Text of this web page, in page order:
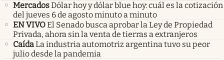
MercadosDólar hoy y dólar blue hoy: cuál es la cotización
del jueves 6 de agosto minuto a minuto
EN VIVOEl Senado busca aprobar la Ley de Propiedad
Privada, ahora sin la venta de tierras a extranjeros
CaídaLa industria automotriz argentina tuvo su peor
julio desde la pandemia